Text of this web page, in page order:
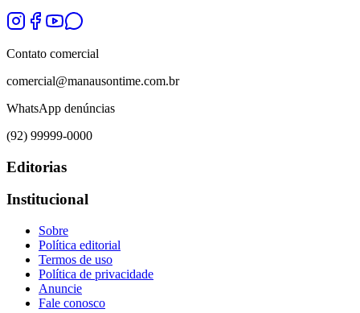
Contato comercial
comercial@manausontime.com.br
WhatsApp denúncias
(92) 99999-0000
Editorias
Institucional
Sobre
Política editorial
Termos de uso
Política de privacidade
Anuncie
Fale conosco